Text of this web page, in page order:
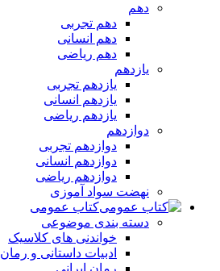
دهم
دهم تجربی
دهم انسانی
دهم ریاضی
یازدهم
یازدهم تجربی
یازدهم انسانی
یازدهم ریاضی
دوازدهم
دوازدهم تجربی
دوازدهم انسانی
دوازدهم ریاضی
نهضت سواد آموزی
کتاب عمومی
دسته بندی موضوعی
خواندنی های کلاسیک
ادبیات داستانی و رمان